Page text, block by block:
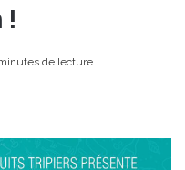
!
de lecture